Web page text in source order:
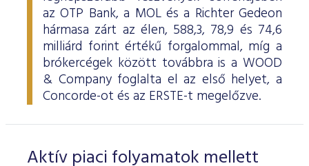
az OTP Bank, a MOL és a Richter Gedeon
hármasa zárt az élen, 588,3, 78,9 és 74,6
milliárd forint értékű forgalommal, míg a
brókercégek között továbbra is a WOOD
& Company foglalta el az első helyet, a
Concorde-ot és az ERSTE-t megelőzve.
Aktív piaci folyamatok mellett